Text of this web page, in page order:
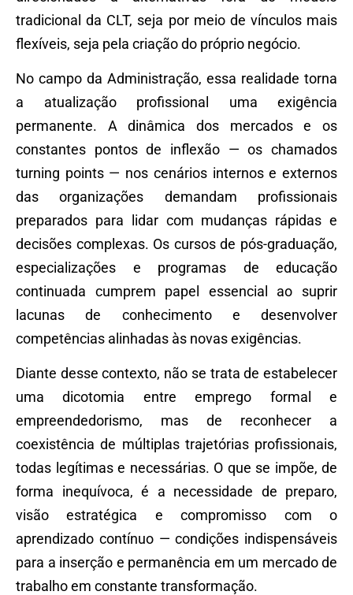
tradicional da CLT, seja por meio de vínculos mais
flexíveis, seja pela criação do próprio negócio.
No campo da Administração, essa realidade torna
a atualização profissional uma exigência
permanente. A dinâmica dos mercados e os
constantes pontos de inflexão — os chamados
turning points — nos cenários internos e externos
das organizações demandam profissionais
preparados para lidar com mudanças rápidas e
decisões complexas. Os cursos de pós-graduação,
especializações e programas de educação
continuada cumprem papel essencial ao suprir
lacunas de conhecimento e desenvolver
competências alinhadas às novas exigências.
Diante desse contexto, não se trata de estabelecer
uma dicotomia entre emprego formal e
empreendedorismo, mas de reconhecer a
coexistência de múltiplas trajetórias profissionais,
todas legítimas e necessárias. O que se impõe, de
forma inequívoca, é a necessidade de preparo,
visão estratégica e compromisso com o
aprendizado contínuo — condições indispensáveis
para a inserção e permanência em um mercado de
trabalho em constante transformação.